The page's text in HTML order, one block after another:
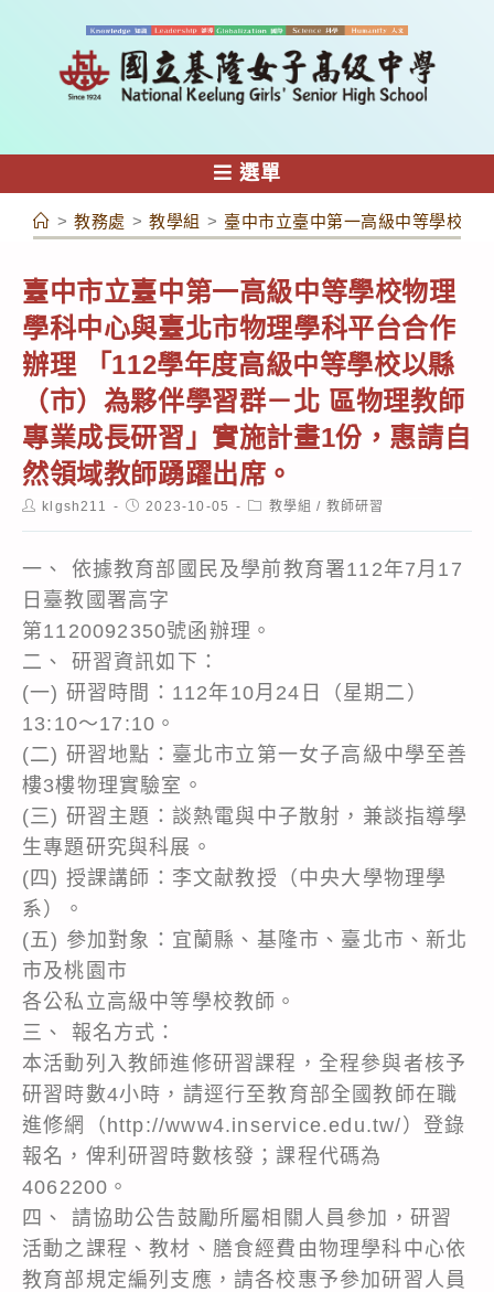
容
選單
> 教務處 > 教學組 > 臺中市立臺中第一高級中等學校物
臺中市立臺中第一高級中等學校物理
學科中心與臺北市物理學科平台合作
辦理 「112學年度高級中等學校以縣
（市）為夥伴學習群－北 區物理教師
專業成長研習」實施計畫1份，惠請自
然領域教師踴躍出席。
Postklgsh211
Post2023-10-05
Post教學組 / 教師研習
一、 依據教育部國民及學前教育署112年7月17
日臺教國署高字
第1120092350號函辦理。
二、 研習資訊如下：
(一) 研習時間：112年10月24日（星期二）
13:10～17:10。
(二) 研習地點：臺北市立第一女子高級中學至善
樓3樓物理實驗室。
(三) 研習主題：談熱電與中子散射，兼談指導學
生專題研究與科展。
(四) 授課講師：李文献教授（中央大學物理學
系）。
(五) 參加對象：宜蘭縣、基隆市、臺北市、新北
市及桃園市
各公私立高級中等學校教師。
三、 報名方式：
本活動列入教師進修研習課程，全程參與者核予
研習時數4小時，請逕行至教育部全國教師在職
進修網（http://www4.inservice.edu.tw/）登錄
報名，俾利研習時數核發；課程代碼為
4062200。
四、 請協助公告鼓勵所屬相關人員參加，研習
活動之課程、教材、膳食經費由物理學科中心依
教育部規定編列支應，請各校惠予參加研習人員